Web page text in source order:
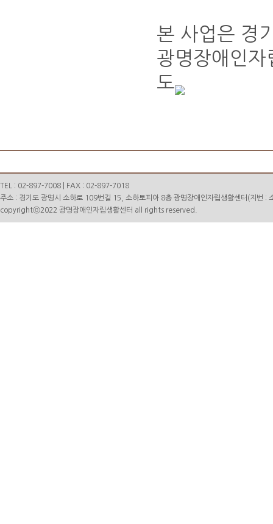
본 사업은 경
광명장애인
도
TEL : 02-897-7008 | FAX : 02-897-7018
주소 : 경기도 광명시 소하로 109번길 15, 소하토피아 8층 광명장애인자립생활센터(지번 :
copyrightⓒ2022 광명장애인자립생활센터 all rights reserved.